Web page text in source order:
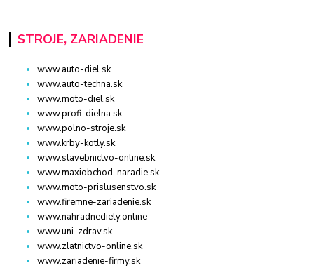
STROJE, ZARIADENIE
www.auto-diel.sk
www.auto-techna.sk
www.moto-diel.sk
www.profi-dielna.sk
www.polno-stroje.sk
www.krby-kotly.sk
www.stavebnictvo-online.sk
www.maxiobchod-naradie.sk
www.moto-prislusenstvo.sk
www.firemne-zariadenie.sk
www.nahradnediely.online
www.uni-zdrav.sk
www.zlatnictvo-online.sk
www.zariadenie-firmy.sk